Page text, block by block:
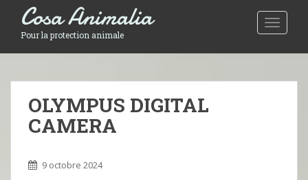
Toggle
Cosa Animalia
Pour la protection animale
OLYMPUS DIGITAL
CAMERA
9 octobre 2024